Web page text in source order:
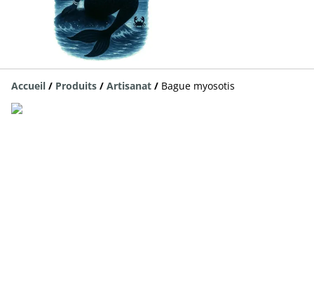
Accueil / Produits / Artisanat / Bague myosotis